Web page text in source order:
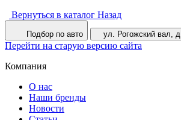
Вернуться в каталог Назад
Подбор по авто ул. Рогожский вал,
Перейти на старую версию сайта
Компания
О нас
Наши бренды
Новости